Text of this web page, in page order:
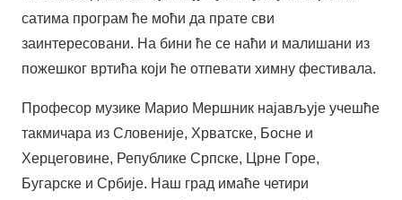
сатима програм ће моћи да прате сви
заинтересовани. На бини ће се наћи и малишани из
пожешког вртића који ће отпевати химну фестивала.
Професор музике Марио Мершник најављује учешће
такмичара из Словеније, Хрватске, Босне и
Херцеговине, Републике Српске, Црне Горе,
Бугарске и Србије. Наш град имаће четири